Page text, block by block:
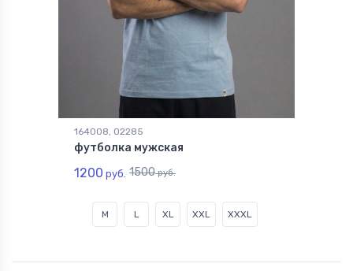
164008, 02285
футболка мужская
1200 руб. 1500руб.
M L XL XXL XXXL